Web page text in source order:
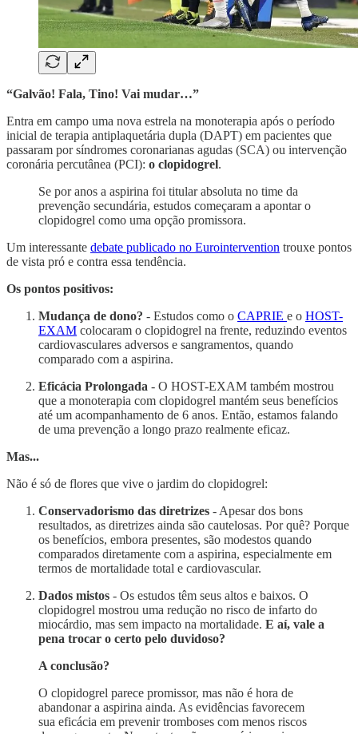
“Galvão! Fala, Tino! Vai mudar…”
Entra em campo uma nova estrela na monoterapia após o período
inicial de terapia antiplaquetária dupla (DAPT) em pacientes que
passaram por síndromes coronarianas agudas (SCA) ou intervenção
coronária percutânea (PCI): o clopidogrel.
Se por anos a aspirina foi titular absoluta no time da
prevenção secundária, estudos começaram a apontar o
clopidogrel como uma opção promissora.
Um interessante debate publicado no Eurointervention trouxe pontos
de vista pró e contra essa tendência.
Os pontos positivos:
Mudança de dono? - Estudos como o CAPRIE e o HOST-
EXAM colocaram o clopidogrel na frente, reduzindo eventos
cardiovasculares adversos e sangramentos, quando
comparado com a aspirina.
Eficácia Prolongada - O HOST-EXAM também mostrou
que a monoterapia com clopidogrel mantém seus benefícios
até um acompanhamento de 6 anos. Então, estamos falando
de uma prevenção a longo prazo realmente eficaz.
Mas...
Não é só de flores que vive o jardim do clopidogrel:
Conservadorismo das diretrizes - Apesar dos bons
resultados, as diretrizes ainda são cautelosas. Por quê? Porque
os benefícios, embora presentes, são modestos quando
comparados diretamente com a aspirina, especialmente em
termos de mortalidade total e cardiovascular.
Dados mistos - Os estudos têm seus altos e baixos. O
clopidogrel mostrou uma redução no risco de infarto do
miocárdio, mas sem impacto na mortalidade. E aí, vale a
pena trocar o certo pelo duvidoso?
A conclusão?
O clopidogrel parece promissor, mas não é hora de
abandonar a aspirina ainda. As evidências favorecem
sua eficácia em prevenir tromboses com menos riscos